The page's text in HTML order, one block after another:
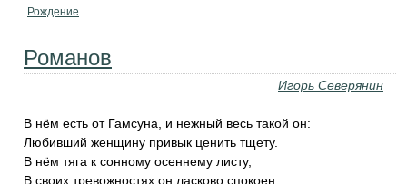
Рождение
Романов
Игорь Северянин
В нём есть от Гамсуна, и нежный весь такой он:
Любивший женщину привык ценить тщету.
В нём тяга к сонному осеннему листу,
В своих тревожностях он ласково спокоен.